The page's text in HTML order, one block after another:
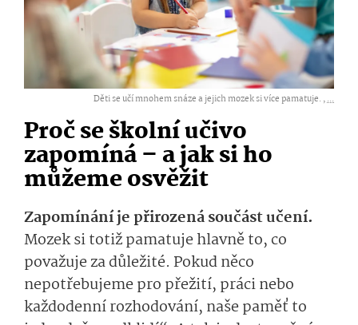
Děti se učí mnohem snáze a jejich mozek si více pamatuje. ,...
Proč se školní učivo
zapomíná – a jak si ho
můžeme osvěžit
Zapomínání je přirozená součást učení.
Mozek si totiž pamatuje hlavně to, co
považuje za důležité. Pokud něco
nepotřebujeme pro přežití, práci nebo
každodenní rozhodování, naše paměť to